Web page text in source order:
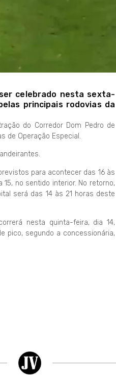
celebrado nesta sexta-
principais rodovias da
do Corredor Dom Pedro de
de Operação Especial.
para acontecer das 16 às
no sentido interior. No retorno,
será das 14 às 21 horas deste
nesta quinta-feira, dia 14,
pico, segundo a concessionária,